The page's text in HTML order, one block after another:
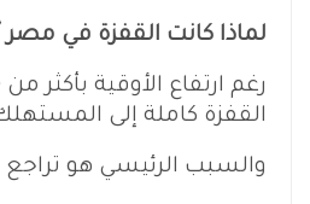
لماذا كانت القفزة في
القفزة كاملة إلى
والسبب الرئيسي هو تراجع